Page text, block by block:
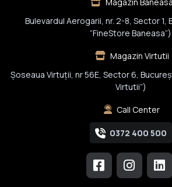
Bulevardul Aerogarii, nr. 2-8, Sector 1,
“FineStore Baneasa”)
Magazin Virtutii
Șoseaua Virtuții, nr 56E, Sector 6,
Virtutii”)
Call Center
0372 400 500